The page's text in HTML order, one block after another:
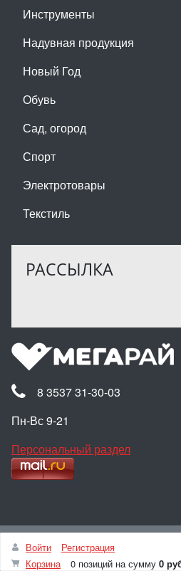
Инструменты
Надувная продукция
Новый Год
Обувь
Сад, огород
Спорт
Электротовары
Текстиль
РАССЫЛКА
8 3537 31-30-03
Пн-Вс 9-21
Персональный раздел
© Интернет-
Войти
Регистрация
Корзина
0 позиций на сумму 0